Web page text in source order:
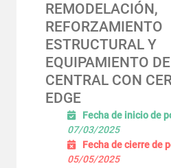
REMODELACIÓN,
REFORZAMIENTO
ESTRUCTURAL Y
EQUIPAMIENTO
CENTRAL CON
EDGE
Fecha de inicio de
07/03/2025
Fecha de cierre de
05/05/2025